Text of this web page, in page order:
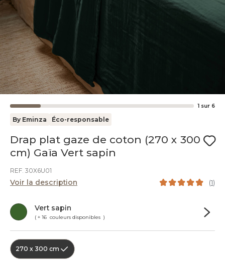
1 sur 6
By Eminza Éco-responsable
Drap plat gaze de coton (270 x 300
cm) Gaïa Vert sapin
REF. 30X6U01
Voir la description (1)
Vert sapin
( + 16 couleurs disponibles )
270 x 300 cm